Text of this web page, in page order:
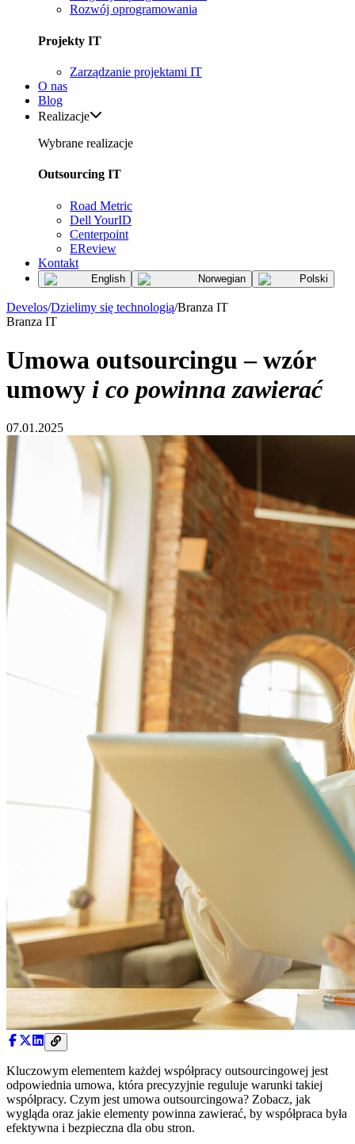
Rozwój oprogramowania
Projekty IT
Zarządzanie projektami IT
O nas
Blog
Realizacje
Wybrane realizacje
Outsourcing IT
Road Metric
Dell YourID
Centerpoint
EReview
Kontakt
English Norwegian Polski
Develos/Dzielimy się technologią/Branza IT
Branza IT
Umowa outsourcingu – wzór
umowy i co powinna zawierać
07.01.2025
Kluczowym elementem każdej współpracy outsourcingowej jest
odpowiednia umowa, która precyzyjnie reguluje warunki takiej
współpracy. Czym jest umowa outsourcingowa? Zobacz, jak
wygląda oraz jakie elementy powinna zawierać, by współpraca była
efektywna i bezpieczna dla obu stron.